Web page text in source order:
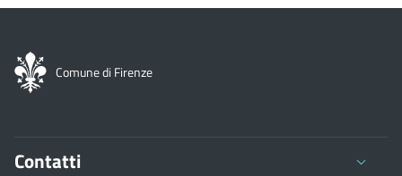
Comune di Firenze
Contatti